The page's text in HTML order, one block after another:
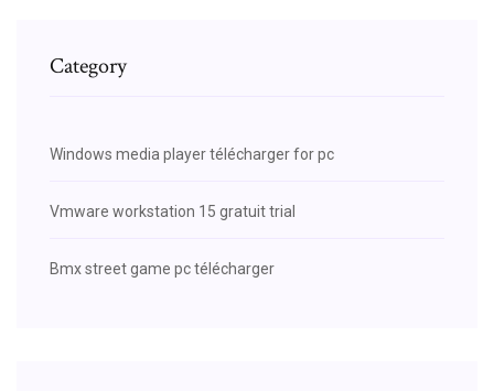
Category
Windows media player télécharger for pc
Vmware workstation 15 gratuit trial
Bmx street game pc télécharger